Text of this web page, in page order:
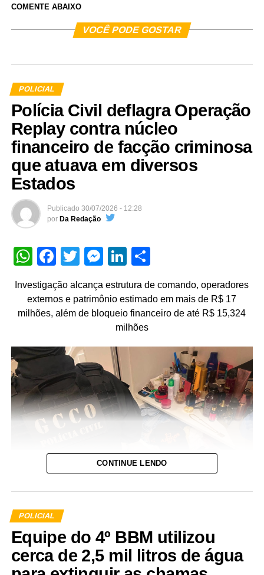
COMENTE ABAIXO
VOCÊ PODE GOSTAR
POLICIAL
Polícia Civil deflagra Operação
Replay contra núcleo
financeiro de facção criminosa
que atuava em diversos
Estados
Publicado 30/07/2026 - 12:28
por Da Redação
WhatsApp
Facebook
TwitterMessenger
LinkedIn
Investigação alcança estrutura de comando, operadores
externos e patrimônio estimado em mais de R$ 17
milhões, além de bloqueio financeiro de até R$ 15,324
milhões
A Polícia Civil de Mato Grosso deflagrou, nesta quinta-
feira (29.7), a Operação Replay para cumprimento de 10
CONTINUE LENDO
POLICIAL
Equipe do 4º BBM utilizou
cerca de 2,5 mil litros de água